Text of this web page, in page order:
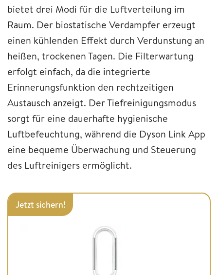
bietet drei Modi für die Luftverteilung im
Raum. Der biostatische Verdampfer erzeugt
einen kühlenden Effekt durch Verdunstung an
heißen, trockenen Tagen. Die Filterwartung
erfolgt einfach, da die integrierte
Erinnerungsfunktion den rechtzeitigen
Austausch anzeigt. Der Tiefreinigungsmodus
sorgt für eine dauerhafte hygienische
Luftbefeuchtung, während die Dyson Link App
eine bequeme Überwachung und Steuerung
des Luftreinigers ermöglicht.
Jetzt sichern!